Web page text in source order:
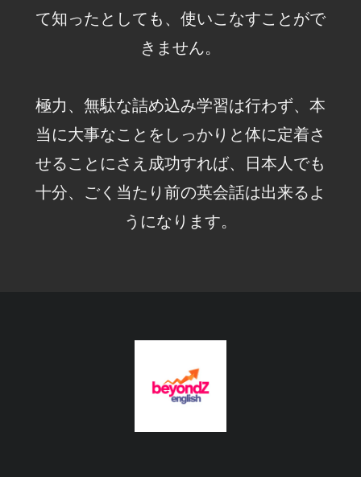
て知ったとしても、使いこなすことがで
きません。
極力、無駄な詰め込み学習は行わず、本
当に大事なことをしっかりと体に定着さ
せることにさえ成功すれば、日本人でも
十分、ごく当たり前の英会話は出来るよ
うになります。